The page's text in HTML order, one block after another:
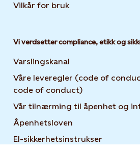
Vilkår for bruk
Vi verdsetter compliance, etikk og
Varslingskanal
Våre leveregler (code of
code of conduct)
Vår tilnærming til åpenhet og
Åpenhetsloven
El-sikkerhetsinstrukser